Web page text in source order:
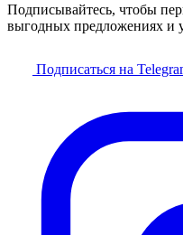
Подписывайтесь, чтобы
выгодных предложениях и
Подписаться на